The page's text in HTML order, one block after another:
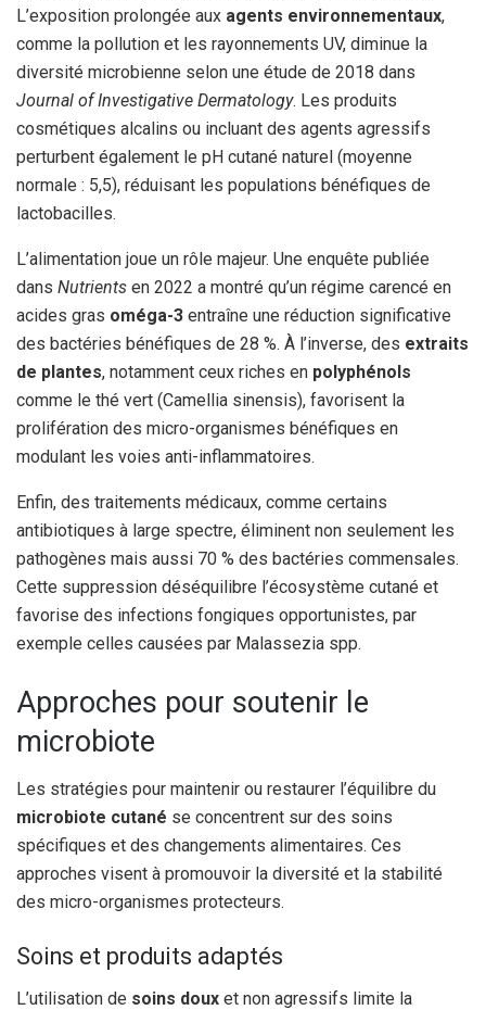
L’exposition prolongée aux agents environnementaux,
comme la pollution et les rayonnements UV, diminue la
diversité microbienne selon une étude de 2018 dans
Journal of Investigative Dermatology. Les produits
cosmétiques alcalins ou incluant des agents agressifs
perturbent également le pH cutané naturel (moyenne
normale : 5,5), réduisant les populations bénéfiques de
lactobacilles.
L’alimentation joue un rôle majeur. Une enquête publiée
dans Nutrients en 2022 a montré qu’un régime carencé en
acides gras oméga-3 entraîne une réduction significative
des bactéries bénéfiques de 28 %. À l’inverse, des extraits
de plantes, notamment ceux riches en polyphénols
comme le thé vert (Camellia sinensis), favorisent la
prolifération des micro-organismes bénéfiques en
modulant les voies anti-inflammatoires.
Enfin, des traitements médicaux, comme certains
antibiotiques à large spectre, éliminent non seulement les
pathogènes mais aussi 70 % des bactéries commensales.
Cette suppression déséquilibre l’écosystème cutané et
favorise des infections fongiques opportunistes, par
exemple celles causées par Malassezia spp.
Approches pour soutenir le
microbiote
Les stratégies pour maintenir ou restaurer l’équilibre du
microbiote cutané se concentrent sur des soins
spécifiques et des changements alimentaires. Ces
approches visent à promouvoir la diversité et la stabilité
des micro-organismes protecteurs.
Soins et produits adaptés
L’utilisation de soins doux et non agressifs limite la